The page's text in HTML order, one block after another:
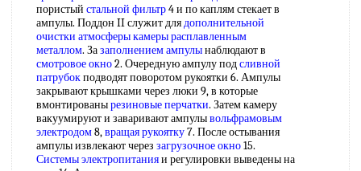
пористый стальной фильтр4 и по каплям стекает в
ампулы. Поддон II служит длядополнительной
очистки атмосферы камерырасплавленным
металлом. Зазаполнением ампулынаблюдают в
смотровое окно2. Очередную ампулу подсливной
патрубокподводят поворотом рукоятки 6. Ампулы
закрывают крышками через люки 9, в которые
вмонтированырезиновые перчатки. Затем камеру
вакуумируют и заваривают ампулывольфрамовым
электродом8,вращая рукоятку7. После остывания
ампулы извлекают через загрузочное окно15.
Системы электропитанияи регулировки выведены на